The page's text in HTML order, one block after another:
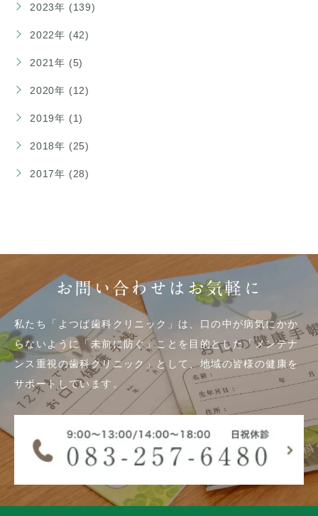
2023年 (139)
2022年 (42)
2021年 (5)
2020年 (12)
2019年 (1)
2018年 (25)
2017年 (28)
お問い合わせはお気軽に
私たち「よつば歯科クリニック」は、口の中が病気にかか
らないように「未前に防ぐ」ことを目的とした「メンテナ
ンス重視の歯科クリニック」として、地域の皆様の健康を
サポートしています。